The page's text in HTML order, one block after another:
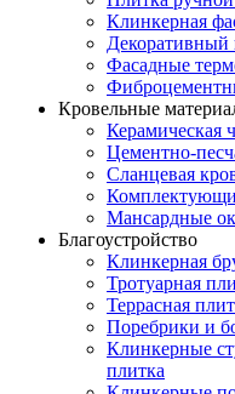
Клинкерная
Декоративный
Фасадные
Кровельные
Керамическая
Цементно-
Сланцевая
Мансардные
Благоустройство
Клинкерная
Тротуарная
Террасная
Поребрики и
Клинкерные
плитка